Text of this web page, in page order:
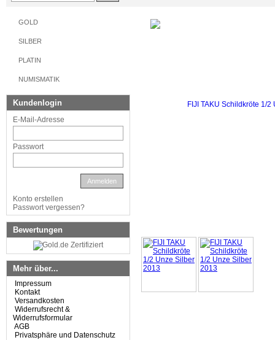
GOLD
SILBER
PLATIN
NUMISMATIK
Kundenlogin
E-Mail-Adresse
Passwort
Anmelden
Konto erstellen
Passwort vergessen?
Bewertungen
Mehr über...
Impressum
Kontakt
Versandkosten
Widerrufsrecht &
Widerrufsformular
AGB
Privatsphäre und Datenschutz